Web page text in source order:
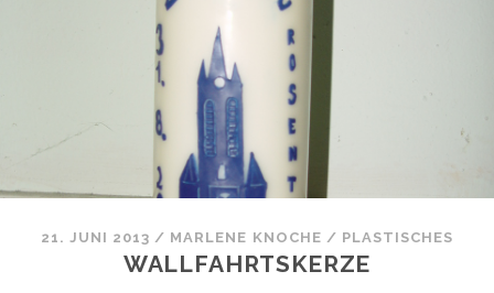
21. JUNI 2013 / MARLENE KNOCHE / PLASTISCHES
WALLFAHRTSKERZE